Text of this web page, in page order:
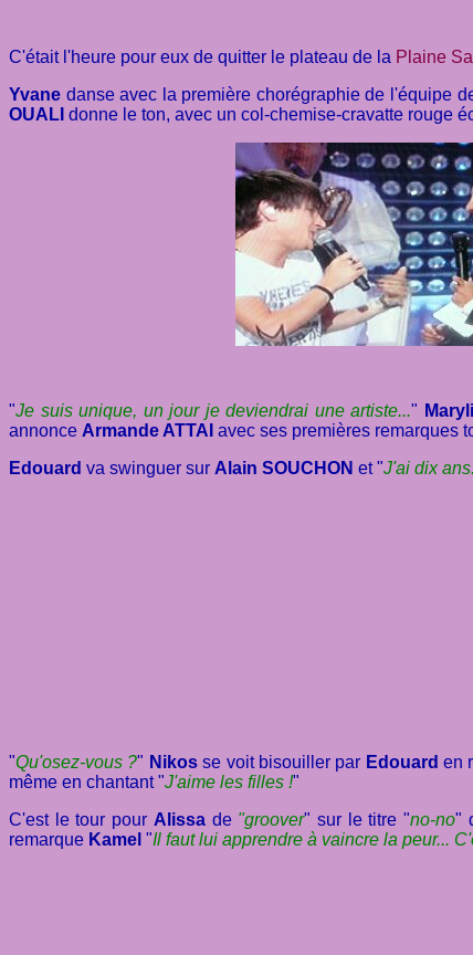
C'était l'heure pour eux de quitter le plateau de la Plaine
Yvane danse avec la première chorégraphie de l'équipe
OUALI donne le ton, avec un col-chemise-cravatte rouge
"Je suis unique, un jour je deviendrai une artiste..."
annonce Armande ATTAI avec ses premières remarques
Edouard va swinguer sur Alain SOUCHON et "J'ai dix
"Qu'osez-vous ?" Nikosse voit bisouiller par Edouard en
même en chantant "J'aime les filles !"
C'est le tour pour Alissade "groover" sur le titre "no-no"
remarque Kamel "Il faut lui apprendre à vaincre la peur...